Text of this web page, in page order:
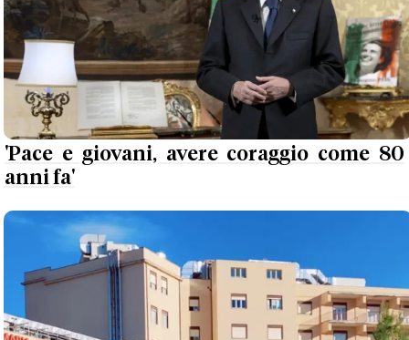
'Pace e giovani, avere coraggio come 80
anni fa'